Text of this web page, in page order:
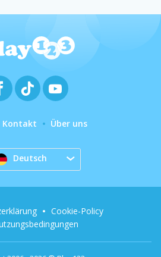
Kontakt Über uns
Deutsch
Cookie-Policy